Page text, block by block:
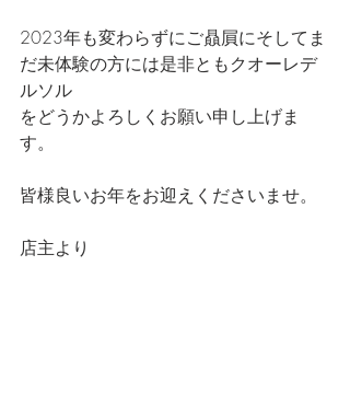
2023年も変わらずにご贔屓にそしてま
だ未体験の方には是非ともクオーレデ
ルソル
をどうかよろしくお願い申し上げま
す。
皆様良いお年をお迎えくださいませ。
店主より